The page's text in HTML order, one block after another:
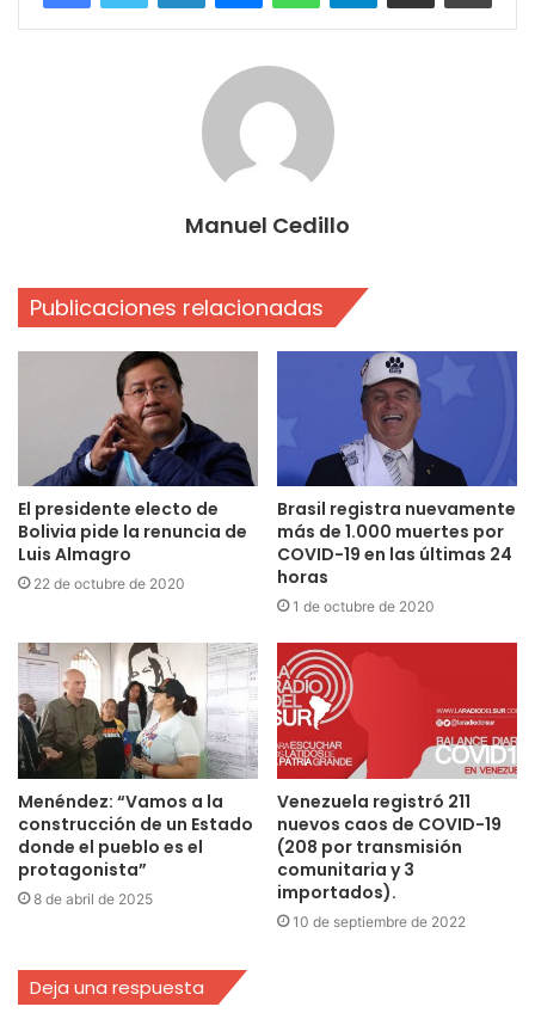
Manuel Cedillo
Publicaciones relacionadas
El presidente electo de
Bolivia pide la renuncia de
Luis Almagro
22 de octubre de 2020
Brasil registra nuevamente
más de 1.000 muertes por
COVID-19 en las últimas 24
horas
1 de octubre de 2020
Menéndez: “Vamos a la
construcción de un Estado
donde el pueblo es el
protagonista”
8 de abril de 2025
Venezuela registró 211
nuevos caos de COVID-19
(208 por transmisión
comunitaria y 3
importados).
10 de septiembre de 2022
Deja una respuesta